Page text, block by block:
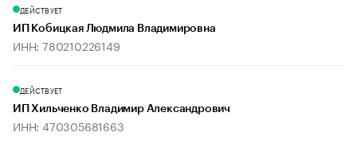
ДЕЙСТВУЕТ
ИП Кобицкая Людмила Владимировна
ИНН: 780210226149
ДЕЙСТВУЕТ
ИП Хильченко Владимир Александрович
ИНН: 470305681663